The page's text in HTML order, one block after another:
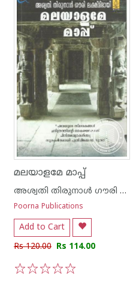
മലയാളമേ മാപ്പ്
അശ്വതി തിരുനാള്‍ ഗൗരി ലക്ഷ്മി ഭായി
Poorna Publications
Add to Cart
Rs 120.00 Rs 114.00